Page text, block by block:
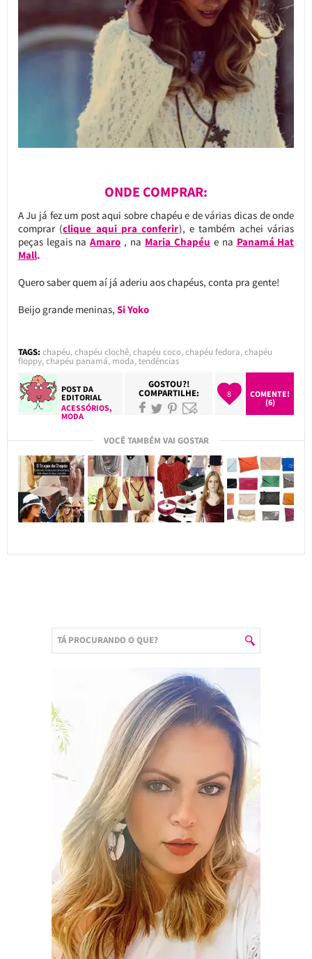
ONDE COMPRAR:
A Ju já fez um post aqui sobre chapéu e de várias dicas de onde
comprar (clique aqui pra conferir), e também achei várias
peças legais naAmaro , na Maria Chapéu e na Panamá Hat
Mall.
Quero saber quem aí já aderiu aos chapéus, conta pra gente!
Beijo grande meninas, Si Yoko
TAGS: chapéu,chapéu clochê,chapéu coco,chapéu fedora,chapéu
floppy,chapéu panamá, moda,tendências
POST DA
EDITORIAL
ACESSÓRIOS,
MODA
GOSTOU?!
COMPARTILHE: 8
COMENTE!
(6)
VOCÊ TAMBÉM VAI GOSTAR